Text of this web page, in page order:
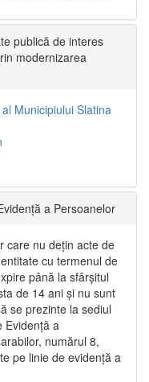
publică de interes
modernizarea
Municipiului Slatina
a Persoanelor
care nu dețin acte de
cu termenul de
până la sfârșitul
de 14 ani și nu sunt
se prezinte la sediul
Evidență a
numărul 8,
pe linie de evidență a